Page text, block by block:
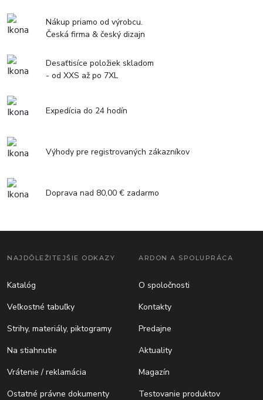
Nákup priamo od výrobcu.
Česká firma & český dizajn
Desaťtisíce položiek skladom
- od XXS až po 7XL
Expedícia do 24 hodín
Výhody pre registrovaných zákazníkov
Doprava nad 80,00 € zadarmo
NAJDÔLEŽITEJŠIE ODKAZY
Katalóg
Veľkostné tabuľky
Strihy, materiály, piktogramy
Na stiahnutie
Vrátenie / reklamácia
Ostatné právne dokumenty
ARDON A SPOLUPRÁCA
O spoločnosti
Kontakty
Predajne
Aktuality
Magazín
Testovanie produktov